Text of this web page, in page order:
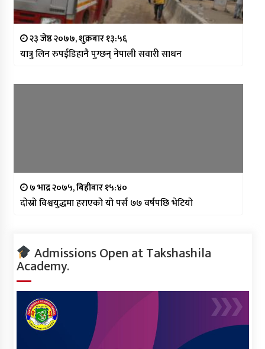
२३ जेष्ठ २०७७, शुक्रबार १३:५६
यात्रु लिन रुपईडिहानै पुग्छन् नेपाली सवारी साधन
७ भाद्र २०७५, बिहीबार १५:४०
दोस्रो विश्वयुद्धमा हराएको यो पर्स ७७ वर्षपछि भेटियो
Admissions Open at Takshashila
Academy.